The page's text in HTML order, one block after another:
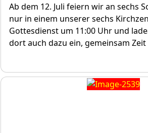
Ab dem 12. Juli feiern wir an sechs
nur in einem unserer sechs
Gottesdienst um 11:00 Uhr und
dort auch dazu ein, gemeinsam